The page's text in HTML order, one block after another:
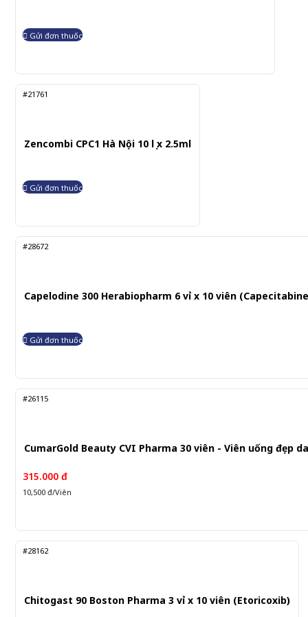
Gửi đơn thuốc
#21761
Zencombi CPC1 Hà Nội 10 lọ x 2.5ml
Gửi đơn thuốc
#28672
Capelodine 300 Herabiopharm 6 vỉ x 10 viên
Gửi đơn thuốc
#26115
CumarGold Beauty CVI Pharma 30 viên - Viên uống đẹp da
315.000 đ
10,500 đ/Viên
#28162
Chitogast 90 Boston Pharma 3 vỉ x 10 viên (Etoricoxib)